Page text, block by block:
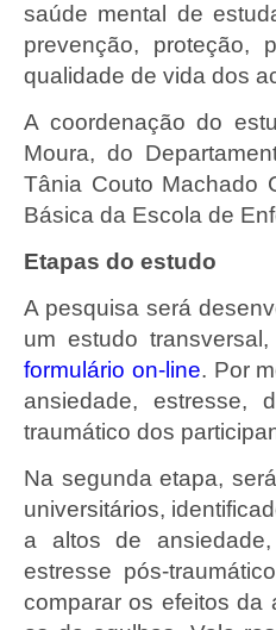
saúde mental de
prevenção, proteção,
qualidade de vida dos
A coordenação do
Moura, do
Tânia Couto Machado
Básica da Escola de
Etapas do estudo
A pesquisa será
um estudo
formulário on-line. Por
ansiedade, estresse,
traumático dos
Na segunda etapa,
universitários,
a altos de
estresse pós-
comparar os efeitos da